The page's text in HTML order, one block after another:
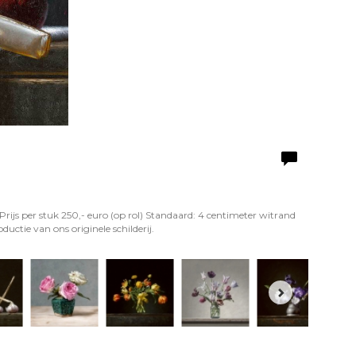
per stuk 250,- euro (op rol) Standaard: 4 centimeter witrand
van ons originele schilderij.